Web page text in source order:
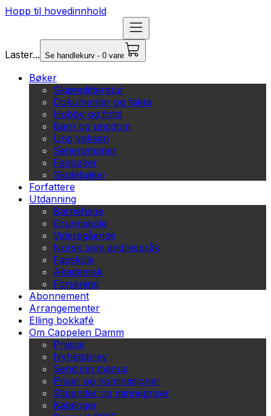
Hopp til hovedinnhold
Laster... Se handlekurv - 0 vare
Bøker
Skjønnlitteratur
Dokumentar og fakta
Hobby og fritid
Barn og ungdom
Ung voksen
Serieromaner
Fagbøker
Skolebøker
Forfattere
Utdanning
Barnehage
Grunnskole
Videregående
Norsk som andrespråk
Fagskole
Akademisk
Forskning
Abonnement
Arrangementer
Elling bokkafé
Om Cappelen Damm
Presse
Nyhetsbrev
Send inn manus
Priser og nominasjoner
Stipender og minnepriser
Kataloger